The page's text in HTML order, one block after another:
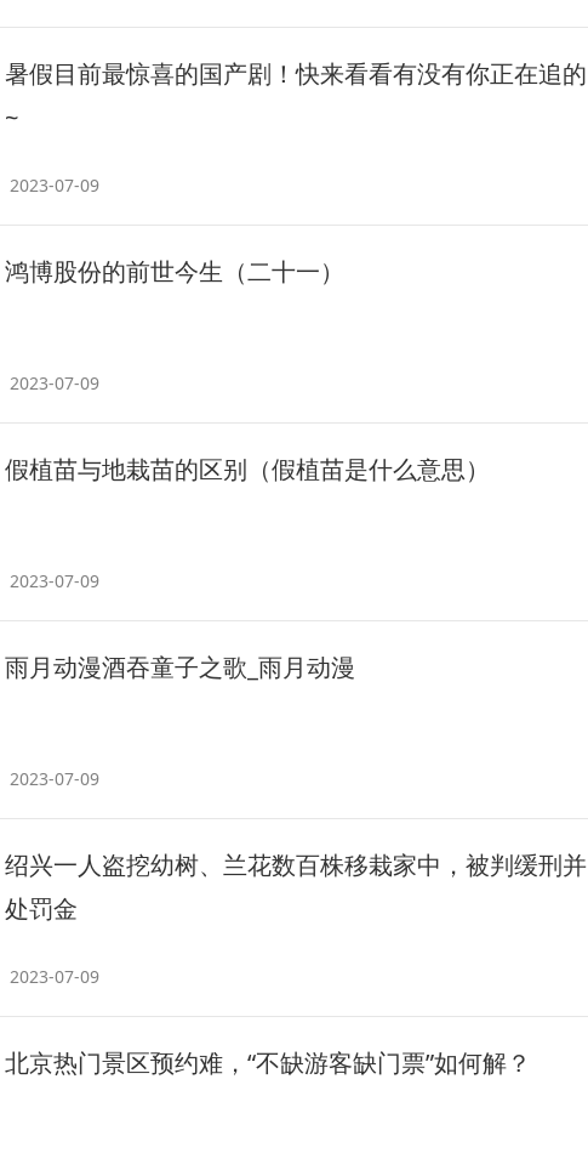
暑假目前最惊喜的国产剧！快来看看有没有你正在追的
~
2023-07-09
鸿博股份的前世今生（二十一）
2023-07-09
假植苗与地栽苗的区别（假植苗是什么意思）
2023-07-09
雨月动漫酒吞童子之歌_雨月动漫
2023-07-09
绍兴一人盗挖幼树、兰花数百株移栽家中，被判缓刑并
处罚金
2023-07-09
北京热门景区预约难，“不缺游客缺门票”如何解？